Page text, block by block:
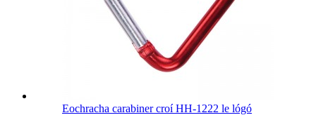
Eochracha carabiner croí HH-1222 le lógó